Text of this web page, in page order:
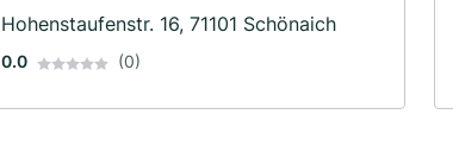
Hohenstaufenstr. 16, 71101 Schönaich
0.0 (0)